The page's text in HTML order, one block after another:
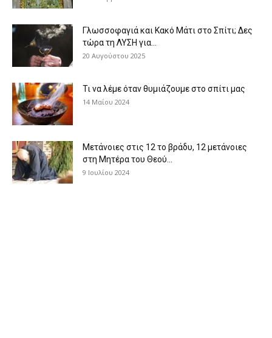
Γλωσσοφαγιά και Κακό Μάτι στο Σπίτι; Δες
τώρα τη ΛΥΣΗ για...
20 Αυγούστου 2025
Τι να λέμε όταν θυμιάζουμε στο σπίτι μας
14 Μαΐου 2024
Μετάνοιες στις 12 το βράδυ, 12 μετάνοιες
στη Μητέρα του Θεού...
9 Ιουλίου 2024